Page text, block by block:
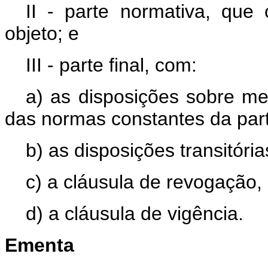
II - parte normativa, que
objeto; e
III - parte final, com:
a) as disposições sobre
das normas constantes da
b) as disposições
c) a cláusula de
d) a cláusula de vigência.
Ementa